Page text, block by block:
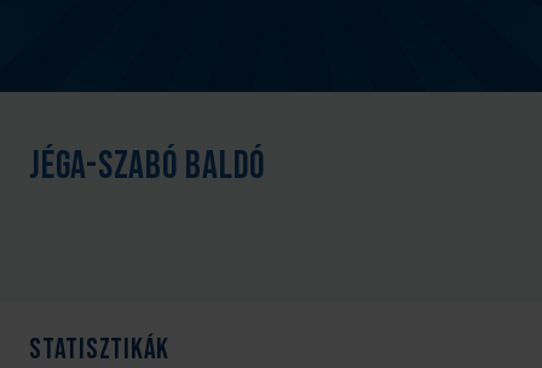
Jéga-Szabó Baldó
Statisztikák